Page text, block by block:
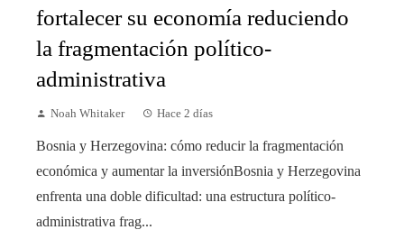
fortalecer su economía reduciendo
la fragmentación político-
administrativa
Noah Whitaker Hace 2 días
Bosnia y Herzegovina: cómo reducir la fragmentación
económica y aumentar la inversiónBosnia y Herzegovina
enfrenta una doble dificultad: una estructura político-
administrativa frag...